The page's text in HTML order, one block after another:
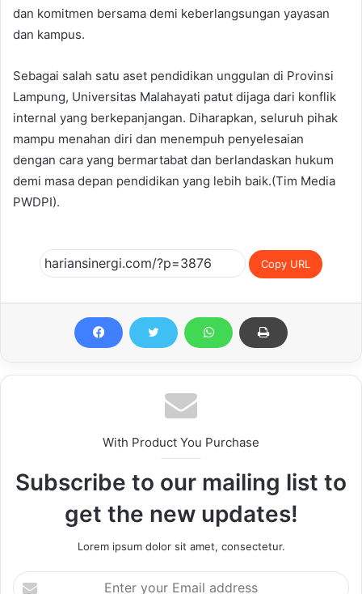
dan komitmen bersama demi keberlangsungan yayasan
dan kampus.
Sebagai salah satu aset pendidikan unggulan di Provinsi
Lampung, Universitas Malahayati patut dijaga dari konflik
internal yang berkepanjangan. Diharapkan, seluruh pihak
mampu menahan diri dan menempuh penyelesaian
dengan cara yang bermartabat dan berlandaskan hukum
demi masa depan pendidikan yang lebih baik.(Tim Media
PWDPI).
Copy URL
With Product You Purchase
Subscribe to our mailing list to
get the new updates!
Lorem ipsum dolor sit amet, consectetur.
Enter